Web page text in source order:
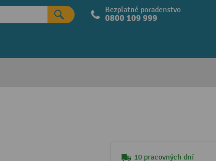
Bezplatné poradenstvo
0800 109 999
10 pracovných dní